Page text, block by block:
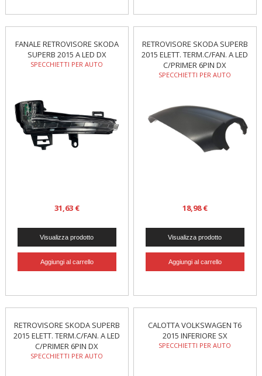
FANALE RETROVISORE SKODA
SUPERB 2015 A LED DX
SPECCHIETTI PER AUTO
31,63 €
RETROVISORE SKODA SUPERB
2015 ELETT. TERM.C/FAN. A LED
C/PRIMER 6PIN DX
SPECCHIETTI PER AUTO
18,98 €
RETROVISORE SKODA SUPERB
2015 ELETT. TERM.C/FAN. A LED
C/PRIMER 6PIN DX
SPECCHIETTI PER AUTO
CALOTTA VOLKSWAGEN T6
2015 INFERIORE SX
SPECCHIETTI PER AUTO